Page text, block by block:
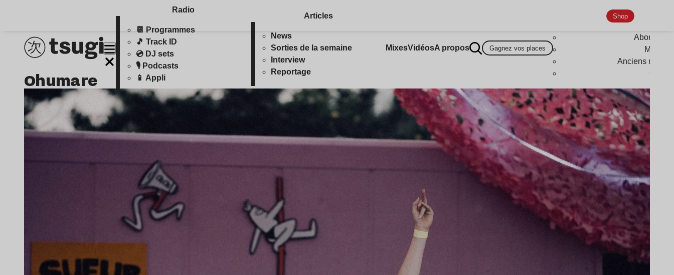
Radio
📆 Programmes
🎵 Track ID
💿 DJ sets
🎙️ Podcasts
📱 Appli
Articles
News
Sorties de la semaine
Interview
Reportage
MixesVidéosA propos Gagnez vos places
Shop
Anciens
ohumare